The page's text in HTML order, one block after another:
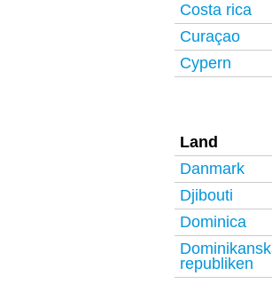
Costa rica
Curaçao
Cypern
Land
Danmark
Djibouti
Dominica
republiken